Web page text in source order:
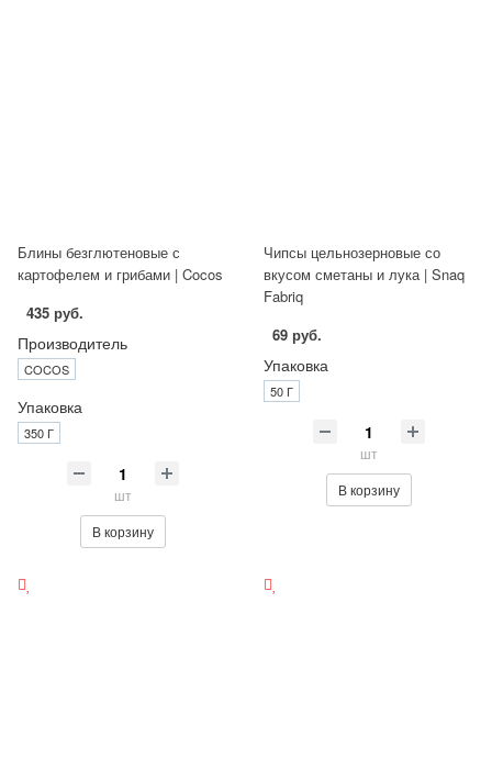
Блины безглютеновые с
картофелем и грибами | Cocos
435 руб.
Производитель
COCOS
Упаковка
350 Г
шт
В корзину
Чипсы цельнозерновые со
вкусом сметаны и лука | Snaq
Fabriq
69 руб.
Упаковка
50 Г
шт
В корзину